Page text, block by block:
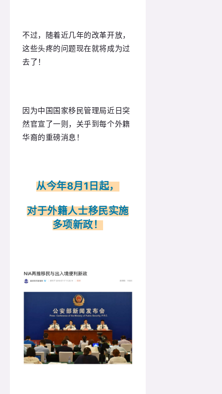
不过，随着近几年的改革开放，
这些头疼的问题现在就将成为过
去了！
因为中国国家移民管理局近日突
然官宣了一则， 关乎到每个外籍
华裔的重磅消息！
从今年8月1日起，
对于外籍人士移民实施
多项新政！